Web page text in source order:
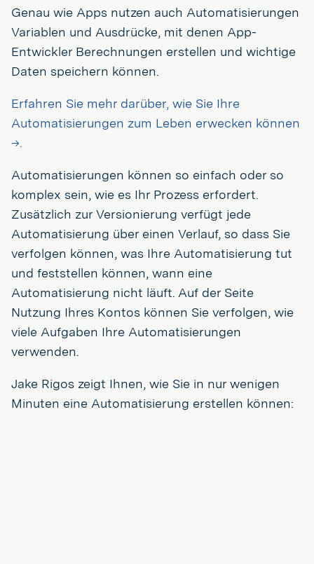
Genau wie Apps nutzen auch Automatisierungen
Variablen und Ausdrücke, mit denen App-
Entwickler Berechnungen erstellen und wichtige
Daten speichern können.
Erfahren Sie mehr darüber, wie Sie Ihre
Automatisierungen zum Leben erwecken können
→.
Automatisierungen können so einfach oder so
komplex sein, wie es Ihr Prozess erfordert.
Zusätzlich zur Versionierung verfügt jede
Automatisierung über einen Verlauf, so dass Sie
verfolgen können, was Ihre Automatisierung tut
und feststellen können, wann eine
Automatisierung nicht läuft. Auf der Seite
Nutzung Ihres Kontos können Sie verfolgen, wie
viele Aufgaben Ihre Automatisierungen
verwenden.
Jake Rigos zeigt Ihnen, wie Sie in nur wenigen
Minuten eine Automatisierung erstellen können: